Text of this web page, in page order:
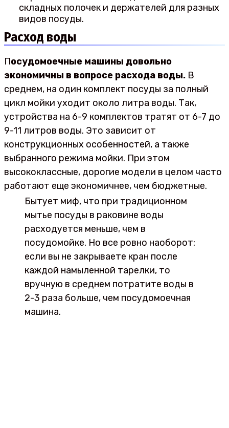
складных полочек и держателей для разных
видов посуды.
Расход воды
Посудомоечные машины довольно
экономичны в вопросе расхода воды. В
среднем, на один комплект посуды за полный
цикл мойки уходит около литра воды. Так,
устройства на 6-9 комплектов тратят от 6-7 до
9-11 литров воды. Это зависит от
конструкционных особенностей, а также
выбранного режима мойки. При этом
высококлассные, дорогие модели в целом часто
работают еще экономичнее, чем бюджетные.
Бытует миф, что при традиционном
мытье посуды в раковине воды
расходуется меньше, чем в
посудомойке. Но все ровно наоборот:
если вы не закрываете кран после
каждой намыленной тарелки, то
вручную в среднем потратите воды в
2-3 раза больше, чем посудомоечная
машина.